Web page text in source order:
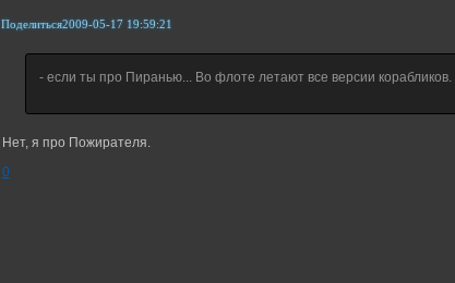
Поделиться2009-05-17 19:59:21
- если ты про Пиранью... Во флоте летают все версии корабликов.
Нет, я про Пожирателя.
0